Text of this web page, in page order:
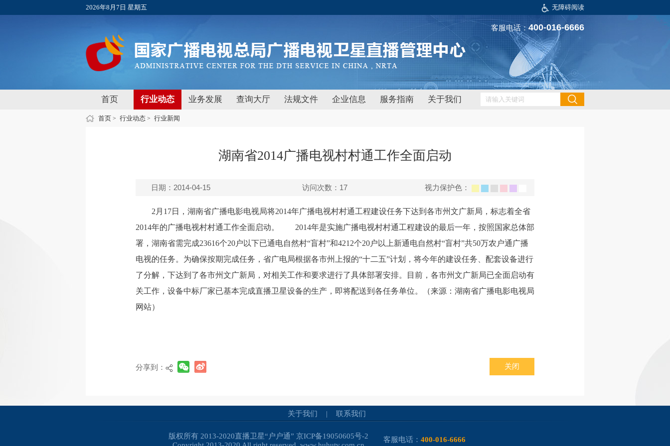
2026年8月7日 星期五 无障碍阅读
客服电话：400-016-6666
首页 行业动态 业务发展 查询大厅 法规文件 企业信息 服务指南 关于我们
首页 > 行业动态 > 行业新闻
湖南省2014广播电视村村通工作全面启动
日期：2014-04-15 访问次数： 17 视力保护色：
2月17日，湖南省广播电影电视局将2014年广播电视村村通工程建设任务下达到各市州文广新局，标志着全省
2014年的广播电视村村通工作全面启动。 2014年是实施广播电视村村通工程建设的最后一年，按照国家总体部
署，湖南省需完成23616个20户以下已通电自然村“盲村”和4212个20户以上新通电自然村“盲村”共50万农户通广播
电视的任务。为确保按期完成任务，省广电局根据各市州上报的“十二五”计划，将今年的建设任务、配套设备进行
了分解，下达到了各市州文广新局，对相关工作和要求进行了具体部署安排。目前，各市州文广新局已全面启动有
关工作，设备中标厂家已基本完成直播卫星设备的生产，即将配送到各任务单位。（来源：湖南省广播电影电视局
网站）
分享到： 关闭
关于我们 | 联系我们
版权所有 2013-2020直播卫星“户户通” 京ICP备19050605号-2
客服电话： 400-016-6666